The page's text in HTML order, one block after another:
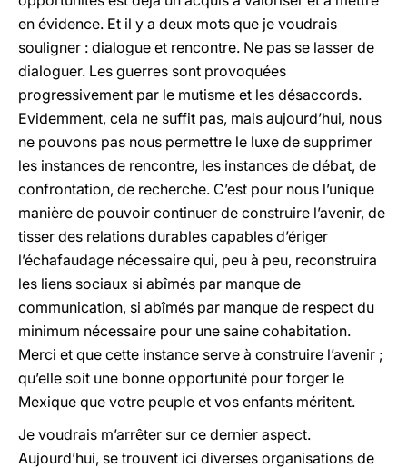
en évidence. Et il y a deux mots que je voudrais
souligner : dialogue et rencontre. Ne pas se lasser de
dialoguer. Les guerres sont provoquées
progressivement par le mutisme et les désaccords.
Evidemment, cela ne suffit pas, mais aujourd’hui, nous
ne pouvons pas nous permettre le luxe de supprimer
les instances de rencontre, les instances de débat, de
confrontation, de recherche. C’est pour nous l’unique
manière de pouvoir continuer de construire l’avenir, de
tisser des relations durables capables d’ériger
l’échafaudage nécessaire qui, peu à peu, reconstruira
les liens sociaux si abîmés par manque de
communication, si abîmés par manque de respect du
minimum nécessaire pour une saine cohabitation.
Merci et que cette instance serve à construire l’avenir ;
qu’elle soit une bonne opportunité pour forger le
Mexique que votre peuple et vos enfants méritent.
Je voudrais m’arrêter sur ce dernier aspect.
Aujourd’hui, se trouvent ici diverses organisations de